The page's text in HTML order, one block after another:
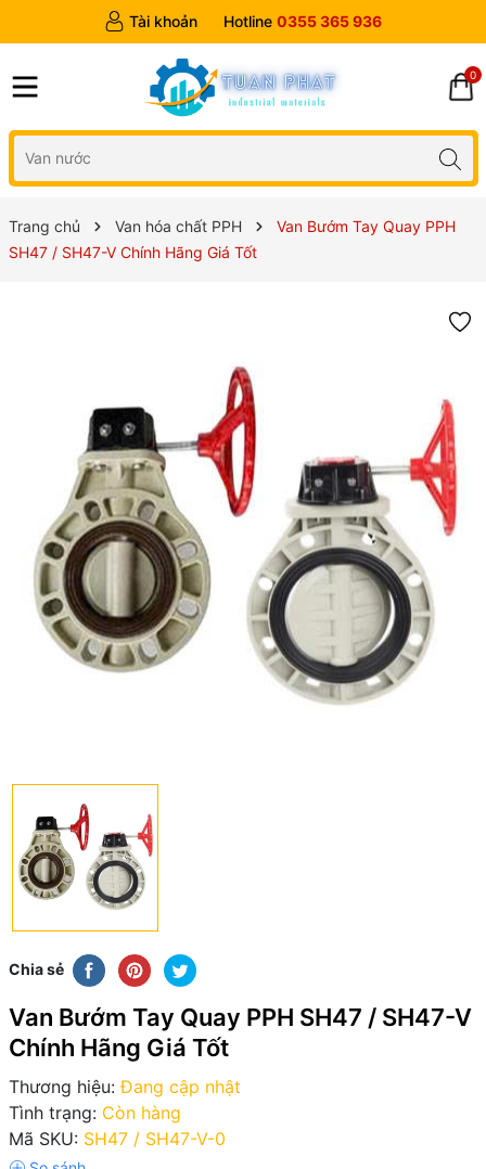
Tài khoản Hotline 0355 365 936
0
Trang chủ Van hóa chất PPH
Van Bướm Tay Quay PPH
SH47 / SH47-V Chính Hãng Giá Tốt
Chia sẻ
Van Bướm Tay Quay PPH SH47 / SH47-V
Chính Hãng Giá Tốt
Thương hiệu: Đang cập nhật
Tình trạng: Còn hàng
Mã SKU: SH47 / SH47-V-0